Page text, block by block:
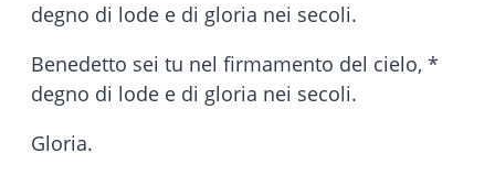
degno di lode e di gloria nei secoli.
Benedetto sei tu nel firmamento del cielo, *
degno di lode e di gloria nei secoli.
Gloria.